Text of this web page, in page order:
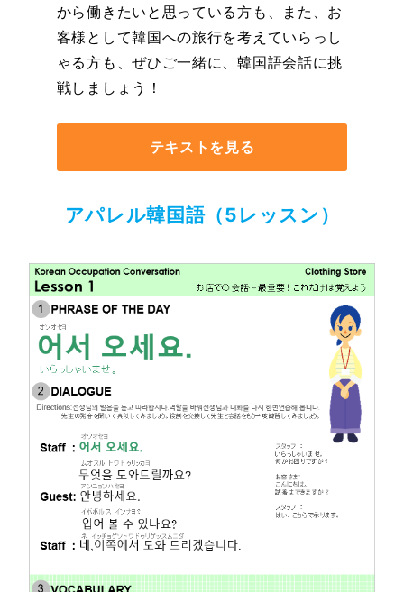
から働きたいと思っている方も、また、お
客様として韓国への旅行を考えていらっし
ゃる方も、ぜひご一緒に、韓国語会話に挑
戦しましょう！
テキストを見る
アパレル韓国語（5レッスン）